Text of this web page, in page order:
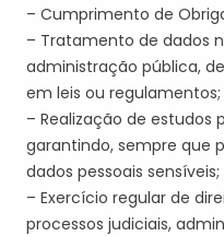
– Cumprimento de
– Tratamento de dados
administração pública,
em leis ou regulamentos;
– Realização de estudos
garantindo, sempre que
dados pessoais sensíveis;
– Exercício regular de
processos judiciais,